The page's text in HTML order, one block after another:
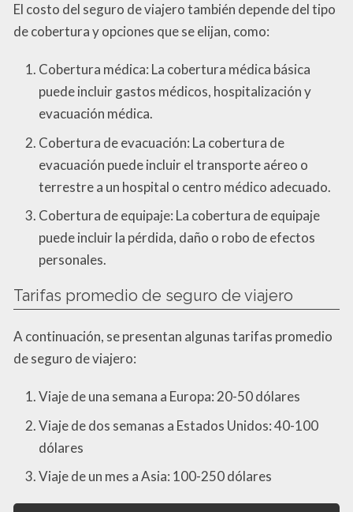
El costo del seguro de viajero también depende del tipo
de cobertura y opciones que se elijan, como:
Cobertura médica: La cobertura médica básica
puede incluir gastos médicos, hospitalización y
evacuación médica.
Cobertura de evacuación: La cobertura de
evacuación puede incluir el transporte aéreo o
terrestre a un hospital o centro médico adecuado.
Cobertura de equipaje: La cobertura de equipaje
puede incluir la pérdida, daño o robo de efectos
personales.
Tarifas promedio de seguro de viajero
A continuación, se presentan algunas tarifas promedio
de seguro de viajero:
Viaje de una semana a Europa: 20-50 dólares
Viaje de dos semanas a Estados Unidos: 40-100
dólares
Viaje de un mes a Asia: 100-250 dólares